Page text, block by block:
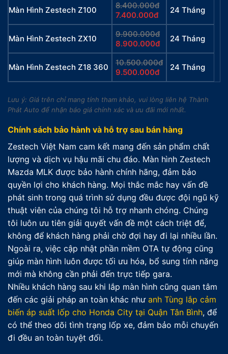
Màn Hình Zestech Z100
8.400.000đ
7.400.000đ
24 Tháng
Màn Hình Zestech ZX10
9.900.000đ
8.900.000đ
24 Tháng
Màn Hình Zestech Z18 360
10.500.000đ
9.500.000đ
24 Tháng
Lưu ý: Giá trên chỉ mang tính tham khảo, vui lòng liên hệ Thành
Phát Auto để nhận báo giá chính xác và ưu đãi mới nhất.
Chính sách bảo hành và hỗ trợ sau bán hàng
Zestech Việt Nam cam kết mang đến sản phẩm chất
lượng và dịch vụ hậu mãi chu đáo. Màn hình Zestech
Mazda MLK được bảo hành chính hãng, đảm bảo
quyền lợi cho khách hàng. Mọi thắc mắc hay vấn đề
phát sinh trong quá trình sử dụng đều được đội ngũ kỹ
thuật viên của chúng tôi hỗ trợ nhanh chóng. Chúng
tôi luôn ưu tiên giải quyết vấn đề một cách triệt để,
không để khách hàng phải chờ đợi hay đi lại nhiều lần.
Ngoài ra, việc cập nhật phần mềm OTA tự động cũng
giúp màn hình luôn được tối ưu hóa, bổ sung tính năng
mới mà không cần phải đến trực tiếp gara.
Nhiều khách hàng sau khi lắp màn hình cũng quan tâm
đến các giải pháp an toàn khác như anh Tùng lắp cảm
biến áp suất lốp cho Honda City tại Quận Tân Bình, để
có thể theo dõi tình trạng lốp xe, đảm bảo mỗi chuyến
đi đều an toàn tuyệt đối.